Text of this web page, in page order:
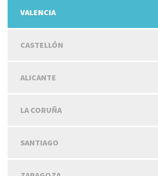
VALENCIA
CASTELLÓN
ALICANTE
LA CORUÑA
SANTIAGO